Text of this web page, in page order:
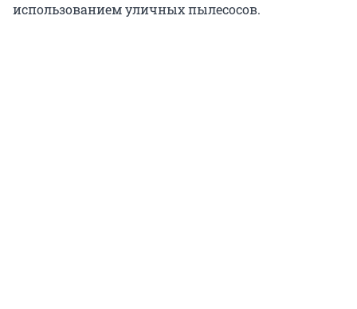
использованием уличных пылесосов.